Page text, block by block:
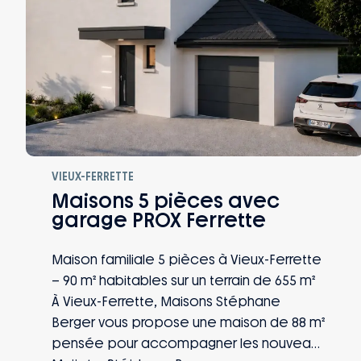
VIEUX-FERRETTE
Maisons 5 pièces avec
garage PROX Ferrette
Maison familiale 5 pièces à Vieux-Ferrette
– 90 m² habitables sur un terrain de 655 m²
À Vieux-Ferrette, Maisons Stéphane
Berger vous propose une maison de 88 m²
pensée pour accompagner les nouveaux